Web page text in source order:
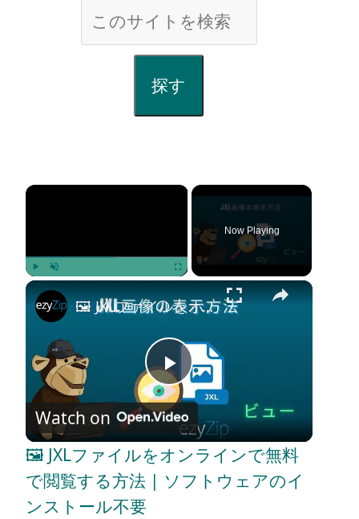
探す
×
Now Playing
×
P
l
a
🖼️ JXLファイルをオンラインで無料で閲覧する方法 | ソフトウェアのインストール不要
Watch on
🖼️ JXLファイルをオンラインで無料
で閲覧する方法 | ソフトウェアのイ
ンストール不要